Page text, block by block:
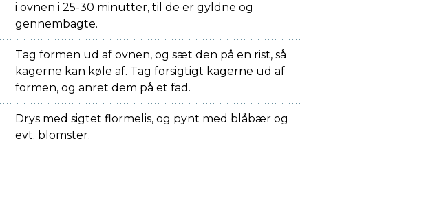
i ovnen i 25-30 minutter, til de er gyldne og
gennembagte.
Tag formen ud af ovnen, og sæt den på en rist, så
kagerne kan køle af. Tag forsigtigt kagerne ud af
formen, og anret dem på et fad.
Drys med sigtet flormelis, og pynt med blåbær og
evt. blomster.